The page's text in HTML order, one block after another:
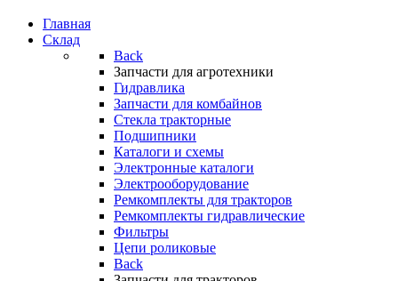
Главная
Склад
Back
Запчасти для агротехники
Гидравлика
Запчасти для комбайнов
Стекла тракторные
Подшипники
Каталоги и схемы
Электронные каталоги
Электрооборудование
Ремкомплекты для тракторов
Ремкомплекты гидравлические
Фильтры
Цепи роликовые
Back